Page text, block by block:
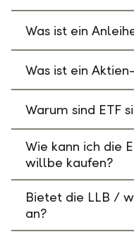
Was ist ein
Was ist ein
Warum sind ETF
Wie kann ich die
willbe kaufen?
Bietet die LLB /
an?